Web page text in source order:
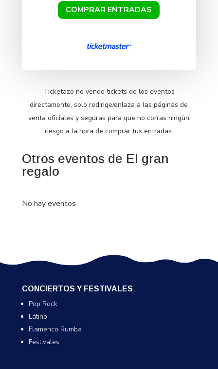
COMPRAR ENTRADAS
Ticketazo no vende tickets de los eventos
directamente, solo redirige/enlaza a las páginas de
venta oficiales y seguras para que no corras ningún
riesgo a la hora de comprar tus entradas.
Otros eventos de El gran
regalo
No hay eventos
CONCIERTOS Y FESTIVALES
Pop Rock
Latino
Flamenco Rumba
Festivales